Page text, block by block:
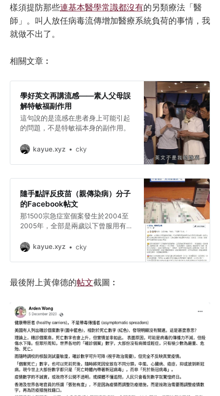
樣須提防那些連基本醫學常識都沒有的另類療法「醫
師」。叫人放任病毒流傳增加醫療系統負荷的事情，我
就做不出了。
相關文章︰
學好英文再講流感——素人父母誤
解特敏福副作用
這句說的是流感在患者身上可能引起
的問題，不是特敏福本身的副作用。
kayue.xyz cky
隨手點評反疫苗（親傳染病）分子
的Facebook帖文
那1500宗急症室個案發生於2004至
2005年，全部是兩歲以下曾服用有關
橫跨幾十年，死者為6歲以下兒童。
kayue.xyz cky
最後附上黃偉德的帖文截圖︰